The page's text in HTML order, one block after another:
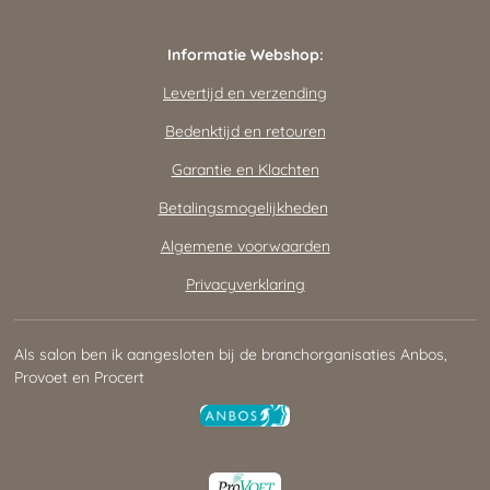
Informatie Webshop:
Levertijd en verzending
Bedenktijd en retouren
Garantie en Klachten
Betalingsmogelijkheden
Algemene voorwaarden
Privacyverklaring
Als salon ben ik aangesloten bij de branchorganisaties Anbos,
Provoet en Procert